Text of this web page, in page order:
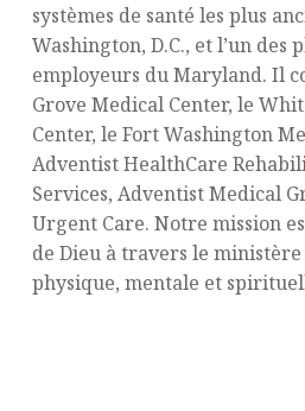
systèmes de santé les plus
Washington, D.C., et l’un des
employeurs du Maryland. Il
Grove Medical Center, le
Center, le Fort Washington
Adventist HealthCare
Services, Adventist Medical
Urgent Care. Notre mission
de Dieu à travers le
physique, mentale et